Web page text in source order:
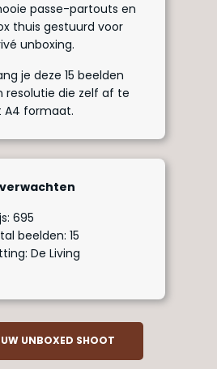
UNBOXED SHOOT
passe-partouts en
thuis gestuurd voor
unboxing.
je deze 15 beelden
resolutie die zelf af te
A4 formaat.
695
beelden: 15
De Living